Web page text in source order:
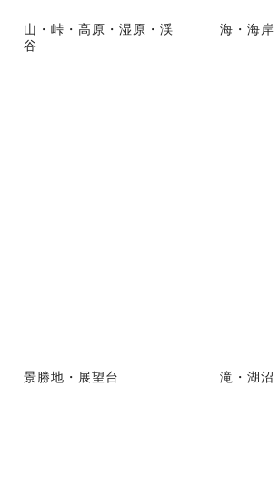
山・峠・高原・湿原・渓
谷
海・海岸
景勝地・展望台 滝・湖沼